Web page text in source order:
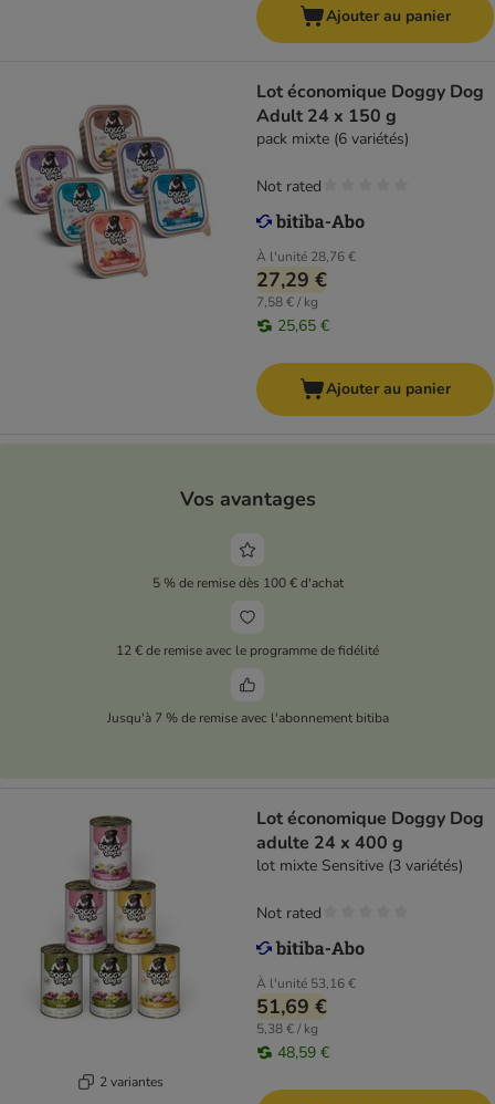
Ajouter au panier
Lot économique Doggy Dog
Adult 24 x 150 g
pack mixte (6 variétés)
À l'unité 28,76 €
27,29 €
7,58 € / kg
25,65 €
Not rated
Ajouter au panier
Vos avantages
5 % de remise dès 100 € d'achat
12 € de remise avec le programme de fidélité
Jusqu'à 7 % de remise avec l'abonnement bitiba
2 variantes
Lot économique Doggy Dog
adulte 24 x 400 g
lot mixte Sensitive (3 variétés)
À l'unité 53,16 €
51,69 €
5,38 € / kg
48,59 €
Not rated